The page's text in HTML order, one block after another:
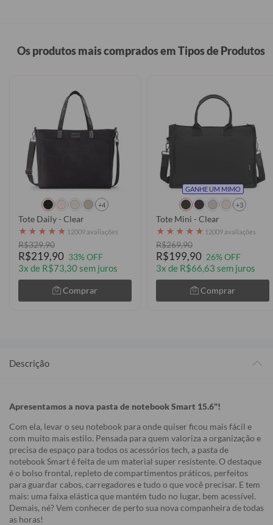
Os produtos mais comprados em Tipos de Produtos
+4
Tote Daily - Clear
★ ★ ★ ★ ★ 12009 avaliações
R$329,90
R$219,90 33% OFF
3x de R$73,30 sem juros
Comprar
GANHE UM MIMO
+3
Tote Mini - Clear
★ ★ ★ ★ ★ 12009 avaliações
R$269,90
R$199,90 26% OFF
3x de R$66,63 sem juros
Comprar
Descrição
Apresentamos a nova pasta de notebook Smart 15.6"!
Com ela, levar o seu notebook para onde quiser ficou mais fácil e
com muito mais estilo. Pensada para quem valoriza a organização e
precisa de espaço para todos os acessórios tech, a pasta de
notebook Smart é feita de um material super resistente. O destaque
é o bolso frontal, repleto de compartimentos práticos, perfeitos
para guardar cabos, carregadores e tudo o que você precisar. E tem
mais: uma faixa elástica que mantém tudo no lugar, bem acessível.
Demais, né? Vem conhecer de perto sua nova companheira de todas
as horas!